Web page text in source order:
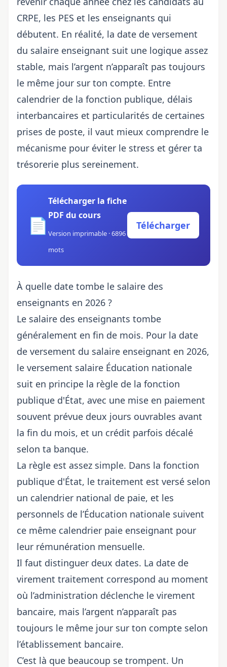
CRPE, les PES et les enseignants qui
débutent. En réalité, la date de versement
du salaire enseignant suit une logique assez
stable, mais l’argent n’apparaît pas toujours
le même jour sur ton compte. Entre
calendrier de la fonction publique, délais
interbancaires et particularités de certaines
prises de poste, il vaut mieux comprendre le
mécanisme pour éviter le stress et gérer ta
trésorerie plus sereinement.
📄
Télécharger la fiche
PDF du cours
Version imprimable · 6896
mots
Télécharger
À quelle date tombe le salaire des
enseignants en 2026 ?
Le salaire des enseignants tombe
généralement en fin de mois. Pour la date
de versement du salaire enseignant en 2026,
le versement salaire Éducation nationale
suit en principe la règle de la fonction
publique d'État, avec une mise en paiement
souvent prévue deux jours ouvrables avant
la fin du mois, et un crédit parfois décalé
selon ta banque.
La règle est assez simple. Dans la fonction
publique d'État, le traitement est versé selon
un calendrier national de paie, et les
personnels de l’Éducation nationale suivent
ce même calendrier paie enseignant pour
leur rémunération mensuelle.
Il faut distinguer deux dates. La date de
virement traitement correspond au moment
où l’administration déclenche le virement
bancaire, mais l’argent n’apparaît pas
toujours le même jour sur ton compte selon
l’établissement bancaire.
C’est là que beaucoup se trompent. Un